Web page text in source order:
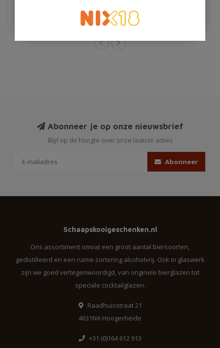
Abonneer je op onze nieuwsbrief
Blijf op de hoogte over onze laatste acties
Abonneer
Schaapskooigeschenken.nl
Ons assortiment omvat een groot aantal biersoorten,
gedistilleerd en een ruime sortering alcoholvrij. Ook in glaswerk
zijn we goed vertegenwoordigd, van originele bierglazen tot
speciale cocktailglazen.
Raadhuisstraat 21
4631NA Hoogerheide
+31 (0)164 612 913